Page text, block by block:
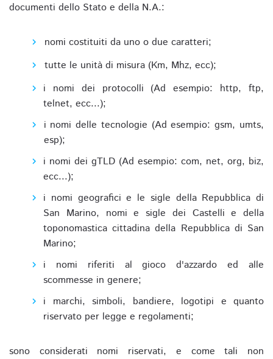
documenti dello Stato e della N.A.:
nomi costituiti da uno o due caratteri;
tutte le unità di misura (Km, Mhz, ecc);
i nomi dei protocolli (Ad esempio: http, ftp,
telnet, ecc...);
i nomi delle tecnologie (Ad esempio: gsm, umts,
esp);
i nomi dei gTLD (Ad esempio: com, net, org, biz,
ecc...);
i nomi geografici e le sigle della Repubblica di
San Marino, nomi e sigle dei Castelli e della
toponomastica cittadina della Repubblica di San
Marino;
i nomi riferiti al gioco d'azzardo ed alle
scommesse in genere;
i marchi, simboli, bandiere, logotipi e quanto
riservato per legge e regolamenti;
sono considerati nomi riservati, e come tali non